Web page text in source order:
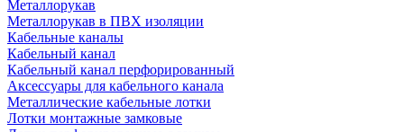
Металлорукав
Металлорукав в ПВХ изоляции
Кабельные каналы
Кабельный канал
Кабельный канал перфорированный
Аксессуары для кабельного канала
Металлические кабельные лотки
Лотки монтажные замковые